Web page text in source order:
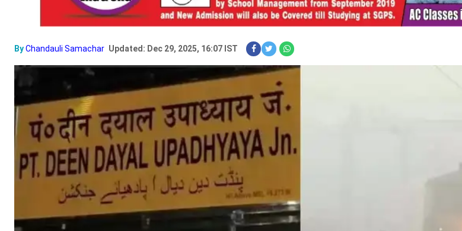
ByChandauli Samachar Updated: Dec 29, 2025, 16:07 IST